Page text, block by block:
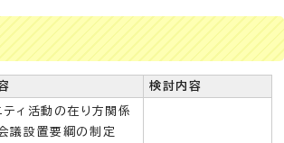
検討内容
ティ活動の在り方関係
議設置要綱の制定